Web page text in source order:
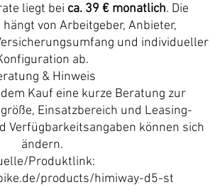
liegt bei ca. 39 € monatlich. Die
von Arbeitgeber, Anbieter,
und individueller
ab.
& Hinweis
Kauf eine kurze Beratung zur
Einsatzbereich und Leasing-
Verfügbarkeitsangaben können sich
ändern.
Produktlink:
products/himiway-d5-st